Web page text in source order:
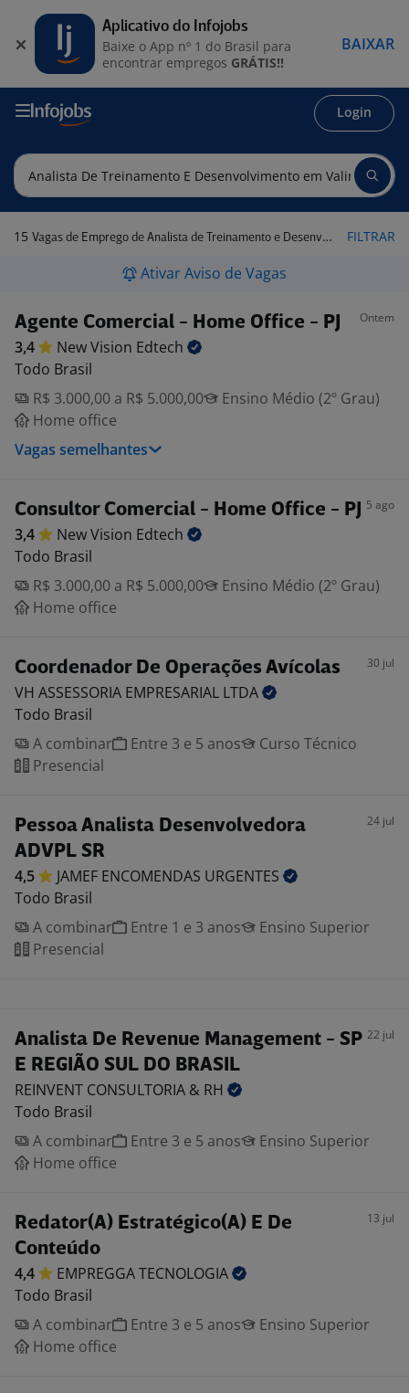
Login
15 Vagas de Emprego de Analista de Treinamento e Desenvolvimento em Valinhos - SP FILTRAR
Ativar Aviso de Vagas
Agente Comercial - Home Office - PJ Ontem
3,4 New Vision Edtech
Todo Brasil
R$ 3.000,00 a R$ 5.000,00
Ensino Médio (2º Grau)
Home office
Vagas semelhantes
Consultor Comercial - Home Office - PJ 5 ago
3,4 New Vision Edtech
Todo Brasil
R$ 3.000,00 a R$ 5.000,00
Ensino Médio (2º Grau)
Home office
Coordenador De Operações Avícolas 30 jul
VH ASSESSORIA EMPRESARIAL LTDA
Todo Brasil
A combinar
Entre 3 e 5 anos
Curso Técnico
Presencial
Pessoa Analista Desenvolvedora
ADVPL SR
24 jul
4,5 JAMEF ENCOMENDAS URGENTES
Todo Brasil
A combinar
Entre 1 e 3 anos
Ensino Superior
Presencial
Analista De Revenue Management - SP
E REGIÃO SUL DO BRASIL
22 jul
REINVENT CONSULTORIA & RH
Todo Brasil
A combinar
Entre 3 e 5 anos
Ensino Superior
Home office
Redator(A) Estratégico(A) E De
Conteúdo
13 jul
4,4 EMPREGGATECNOLOGIA
Todo Brasil
A combinar
Entre 3 e 5 anos
Ensino Superior
Home office
Aplicativo do Infojobs
Baixe o App nº 1 do Brasil para
encontrar empregos GRÁTIS!!
BAIXAR